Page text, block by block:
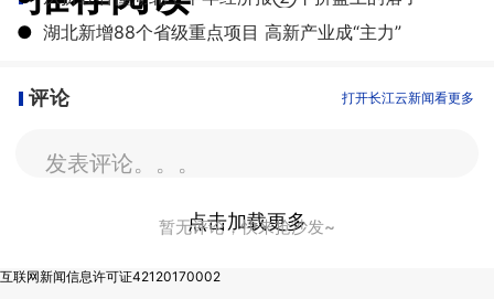
● 湖北新增88个省级重点项目 高新产业成“主力”
评论 打开长江云新闻看更多
发表评论。。。
暂无评论，快来抢沙发~
点击加载更多
互联网新闻信息许可证42120170002